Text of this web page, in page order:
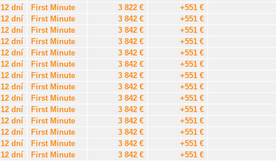
12 dní First Minute 3 822 € +551 €
12 dní First Minute 3 842 € +551 €
12 dní First Minute 3 842 € +551 €
12 dní First Minute 3 842 € +551 €
12 dní First Minute 3 842 € +551 €
12 dní First Minute 3 842 € +551 €
12 dní First Minute 3 842 € +551 €
12 dní First Minute 3 842 € +551 €
12 dní First Minute 3 842 € +551 €
12 dní First Minute 3 842 € +551 €
12 dní First Minute 3 842 € +551 €
12 dní First Minute 3 842 € +551 €
12 dní First Minute 3 842 € +551 €
12 dní First Minute 3 842 € +551 €